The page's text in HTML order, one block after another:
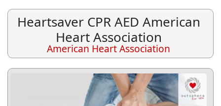
Heartsaver CPR AED American
Heart Association
American Heart Association